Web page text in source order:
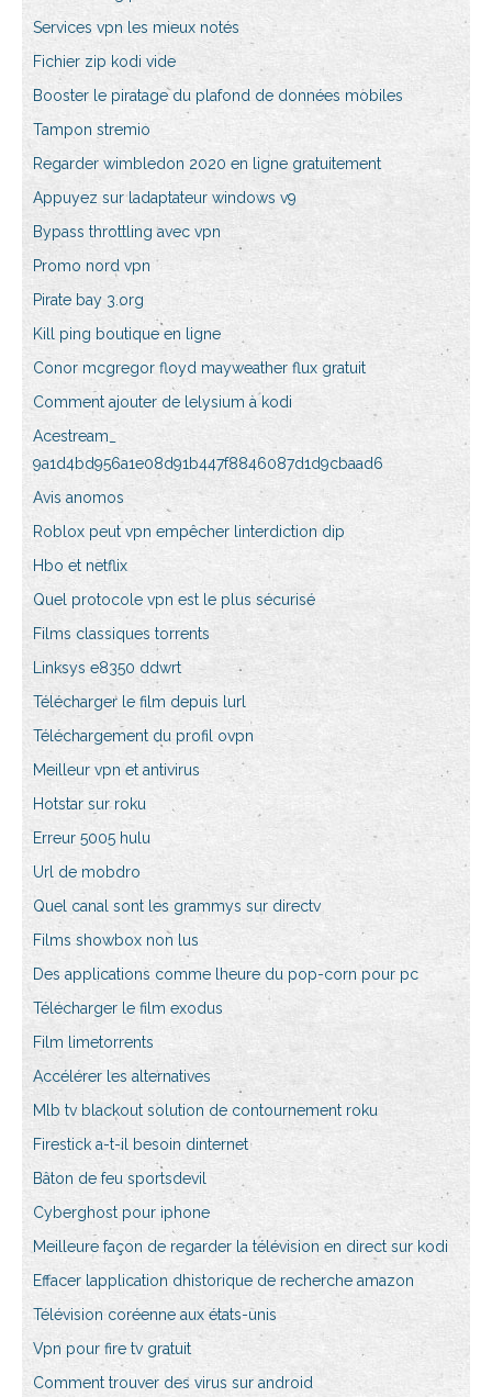
Services vpn les mieux notés
Fichier zip kodi vide
Booster le piratage du plafond de données mobiles
Tampon stremio
Regarder wimbledon 2020 en ligne gratuitement
Appuyez sur ladaptateur windows v9
Bypass throttling avec vpn
Promo nord vpn
Pirate bay 3.org
Kill ping boutique en ligne
Conor mcgregor floyd mayweather flux gratuit
Comment ajouter de lelysium à kodi
Acestream_
9a1d4bd956a1e08d91b447f8846087d1d9cbaad6
Avis anomos
Roblox peut vpn empêcher linterdiction dip
Hbo et netflix
Quel protocole vpn est le plus sécurisé
Films classiques torrents
Linksys e8350 ddwrt
Télécharger le film depuis lurl
Téléchargement du profil ovpn
Meilleur vpn et antivirus
Hotstar sur roku
Erreur 5005 hulu
Url de mobdro
Quel canal sont les grammys sur directv
Films showbox non lus
Des applications comme lheure du pop-corn pour pc
Télécharger le film exodus
Film limetorrents
Accélérer les alternatives
Mlb tv blackout solution de contournement roku
Firestick a-t-il besoin dinternet
Bâton de feu sportsdevil
Cyberghost pour iphone
Meilleure façon de regarder la télévision en direct sur kodi
Effacer lapplication dhistorique de recherche amazon
Télévision coréenne aux états-unis
Vpn pour fire tv gratuit
Comment trouver des virus sur android